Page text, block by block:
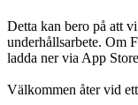
Detta kan bero på att
underhållsarbete. Om
ladda ner via App
Välkommen åter vid